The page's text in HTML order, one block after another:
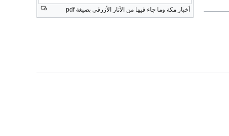
أخبار مكة وما جاء فيها من الآثار الأزرقي بصيغة pdf